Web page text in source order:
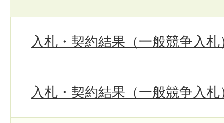
入札・契約結果（一般競争入
入札・契約結果（一般競争入